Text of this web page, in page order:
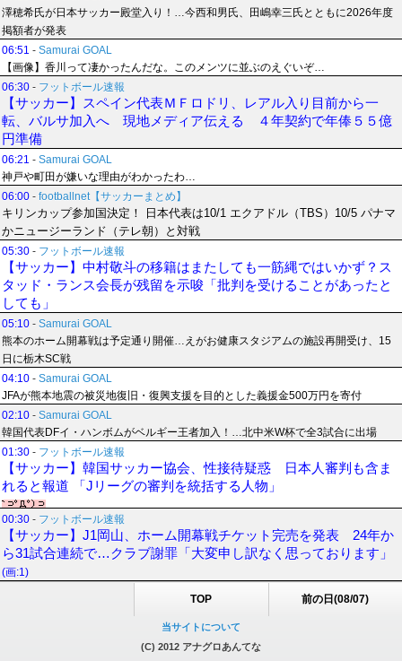
澤穂希氏が日本サッカー殿堂入り！…今西和男氏、田嶋幸三氏とともに2026年度
掲額者が発表
06:51 - Samurai GOAL
【画像】香川って凄かったんだな。このメンツに並ぶのえぐいぞ…
06:30 - フットボール速報
【サッカー】スペイン代表ＭＦロドリ、レアル入り目前から一
転、バルサ加入へ 現地メディア伝える ４年契約で年俸５５億
円準備
06:21 - Samurai GOAL
神戸や町田が嫌いな理由がわかったわ…
06:00 - footballnet【サッカーまとめ】
キリンカップ参加国決定！ 日本代表は10/1 エクアドル（TBS）10/5 パナマ
かニュージーランド（テレ朝）と対戦
05:30 - フットボール速報
【サッカー】中村敬斗の移籍はまたしても一筋縄ではいかず？ス
タッド・ランス会長が残留を示唆「批判を受けることがあったと
しても」
05:10 - Samurai GOAL
熊本のホーム開幕戦は予定通り開催…えがお健康スタジアムの施設再開受け、15
日に栃木SC戦
04:10 - Samurai GOAL
JFAが熊本地震の被災地復旧・復興支援を目的とした義援金500万円を寄付
02:10 - Samurai GOAL
韓国代表DFイ・ハンボムがベルギー王者加入！…北中米W杯で全3試合に出場
01:30 - フットボール速報
【サッカー】韓国サッカー協会、性接待疑惑 日本人審判も含ま
れると報道 「Jリーグの審判を統括する人物」
00:30 - フットボール速報
【サッカー】J1岡山、ホーム開幕戦チケット完売を発表 24年か
ら31試合連続で…クラブ謝罪「大変申し訳なく思っております」
(画:1)
TOP 前の日(08/07)
当サイトについて
(C) 2012 アナグロあんてな